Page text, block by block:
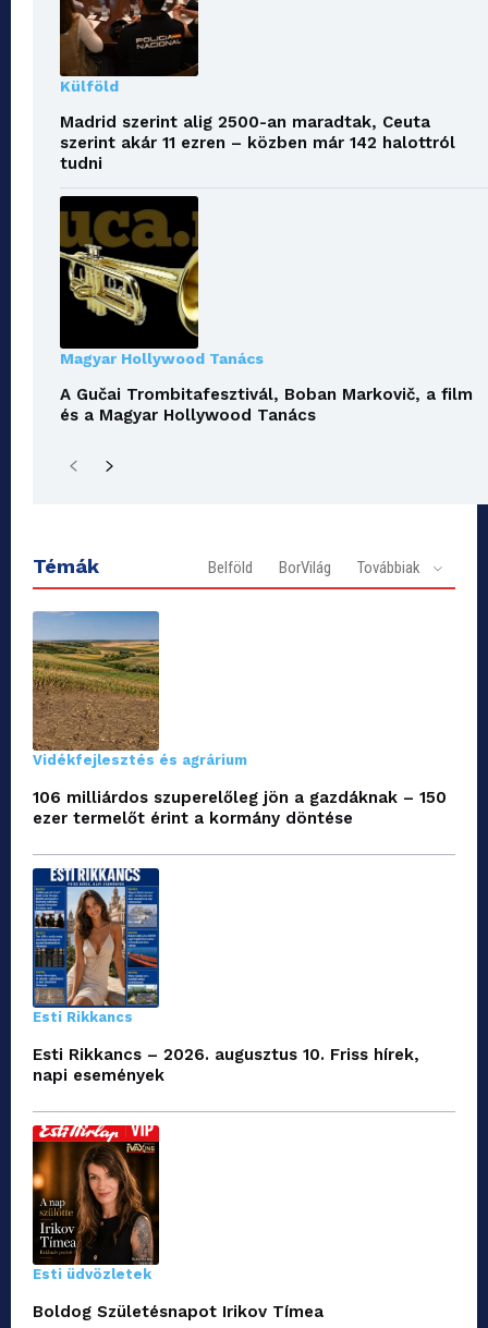
Külföld
Madrid szerint alig 2500-an maradtak, Ceuta
szerint akár 11 ezren – közben már 142 halottról
tudni
Magyar Hollywood Tanács
A Gučai Trombitafesztivál, Boban Markovič, a film
és a Magyar Hollywood Tanács
Témák Belföld BorVilág Továbbiak
Vidékfejlesztés és agrárium
106 milliárdos szuperelőleg jön a gazdáknak – 150
ezer termelőt érint a kormány döntése
Esti Rikkancs
Esti Rikkancs – 2026. augusztus 10. Friss hírek,
napi események
Esti üdvözletek
Boldog Születésnapot Irikov Tímea